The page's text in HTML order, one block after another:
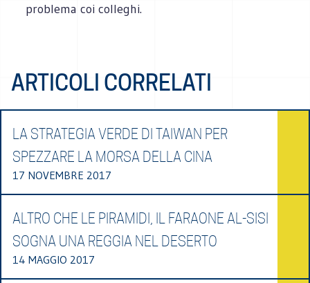
problema coi colleghi.
ARTICOLI CORRELATI
LA STRATEGIA VERDE DI TAIWAN PER
SPEZZARE LA MORSA DELLA CINA
17 NOVEMBRE 2017
ALTRO CHE LE PIRAMIDI, IL FARAONE AL-SISI
SOGNA UNA REGGIA NEL DESERTO
14 MAGGIO 2017